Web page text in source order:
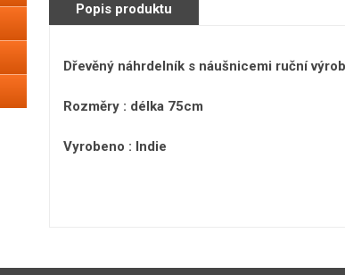
Popis produktu
Dřevěný náhrdelník s náušnicemi ruční
Rozměry : délka 75cm
Vyrobeno : Indie